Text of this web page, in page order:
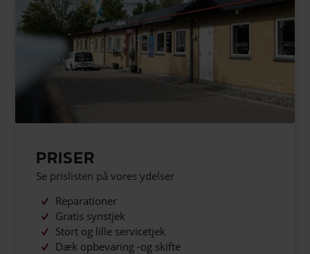
PRISER
Se prislisten på vores ydelser
Reparationer
Gratis synstjek
Stort og lille servicetjek
Dæk opbevaring -og skifte